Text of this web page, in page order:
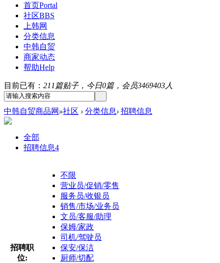
首页Portal
社区BBS
上韩网
分类信息
中韩自贸
商家动态
帮助Help
目前已有： 211篇贴子，今日0篇，会员3469403人
中韩自贸商品网 »社区 › 分类信息› 招聘信息
全部
招聘信息4
招聘职
位:
不限
营业员/促销/零售
服务员/收银员
销售/市场/业务员
文员/客服/助理
保姆/家政
司机/驾驶员
保安/保洁
厨师/切配